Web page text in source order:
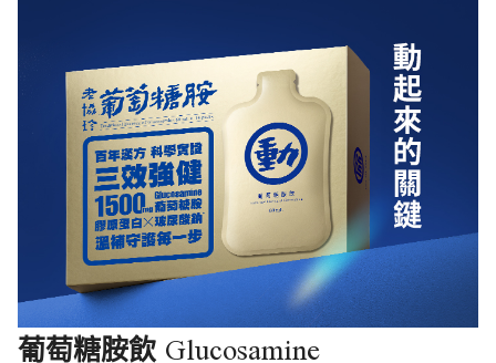
葡萄糖胺飲